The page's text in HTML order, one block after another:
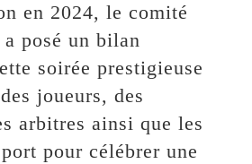
en 2024, le comité
posé un bilan
soirée prestigieuse
joueurs, des
arbitres ainsi que les
pour célébrer une